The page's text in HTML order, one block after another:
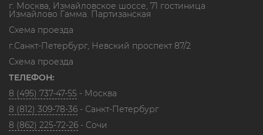
г. Москва, Измайловское шоссе, 71 гостиница
Измайлово Гамма. Партизанская
Схема проезда
г.Санкт-Петербург, Невский проспект 87/2
Схема проезда
ТЕЛЕФОН:
8 (495) 737-47-55 - Москва
8 (812) 309-78-36 - Санкт-Петербург
8 (862) 225-72-26 - Сочи